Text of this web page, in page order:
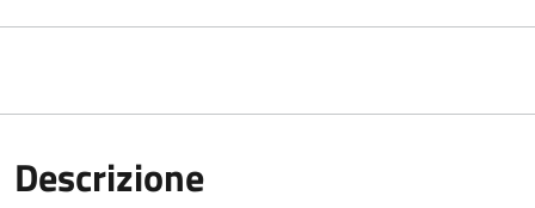
Descrizione